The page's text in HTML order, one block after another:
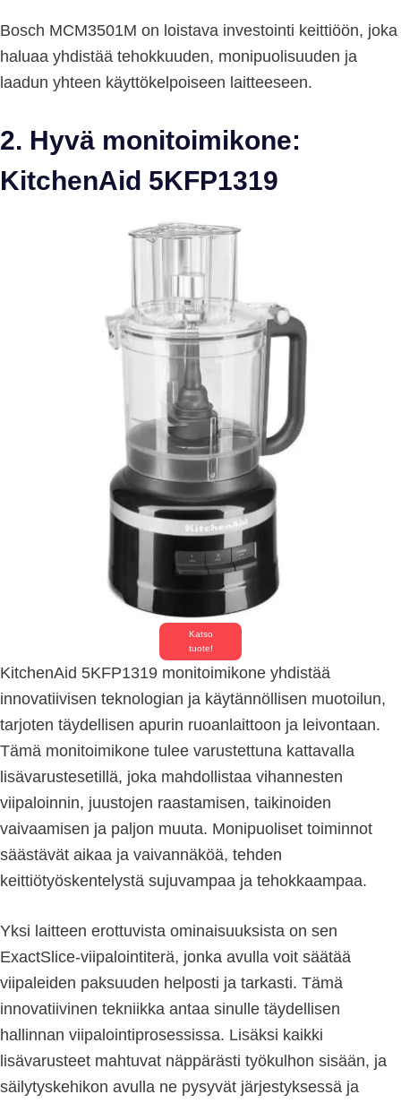
Bosch MCM3501M on loistava investointi keittiöön, joka
haluaa yhdistää tehokkuuden, monipuolisuuden ja
laadun yhteen käyttökelpoiseen laitteeseen.
2. Hyvä monitoimikone:
KitchenAid 5KFP1319
Katso
tuote!
KitchenAid 5KFP1319 monitoimikone yhdistää
innovatiivisen teknologian ja käytännöllisen muotoilun,
tarjoten täydellisen apurin ruoanlaittoon ja leivontaan.
Tämä monitoimikone tulee varustettuna kattavalla
lisävarustesetillä, joka mahdollistaa vihannesten
viipaloinnin, juustojen raastamisen, taikinoiden
vaivaamisen ja paljon muuta. Monipuoliset toiminnot
säästävät aikaa ja vaivannäköä, tehden
keittiötyöskentelystä sujuvampaa ja tehokkaampaa.
Yksi laitteen erottuvista ominaisuuksista on sen
ExactSlice-viipalointiterä, jonka avulla voit säätää
viipaleiden paksuuden helposti ja tarkasti. Tämä
innovatiivinen tekniikka antaa sinulle täydellisen
hallinnan viipalointiprosessissa. Lisäksi kaikki
lisävarusteet mahtuvat näppärästi työkulhon sisään, ja
säilytyskehikon avulla ne pysyvät järjestyksessä ja